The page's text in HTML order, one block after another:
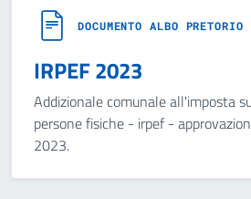
DOCUMENTO ALBO PRETORIO
IRPEF 2023
Addizionale comunale all'imposta
persone fisiche - irpef -
2023.